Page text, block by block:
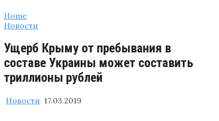
Home
Новости
Ущерб Крыму от пребывания в
составе Украины может составить
триллионы рублей
Новости 17.03.2019